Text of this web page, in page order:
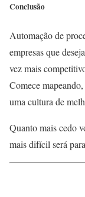
Conclusão
Automação de
empresas que
vez mais
Comece
uma cultura de
Quanto mais cedo
mais difícil será